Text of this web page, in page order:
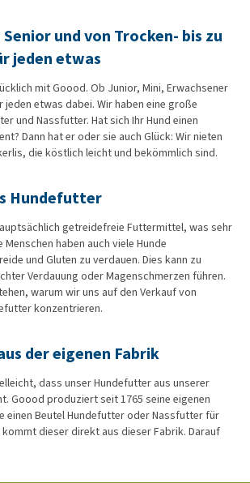
und von Trocken- bis zu
jeden etwas
mit Goood. Ob Junior, Mini, Erwachsener
etwas dabei. Wir haben eine große
und Nassfutter. Hat sich Ihr Hund einen
Dann hat er oder sie auch Glück: Wir nieten
die köstlich leicht und bekömmlich sind.
Hundefutter
getreidefreie Futtermittel, was sehr
haben auch viele Hunde
und Gluten zu verdauen. Dies kann zu
Verdauung oder Magenschmerzen führen.
warum wir uns auf den Verkauf von
konzentrieren.
der eigenen Fabrik
dass unser Hundefutter aus unserer
Goood produziert seit 1765 seine eigenen
einen Beutel Hundefutter oder Nassfutter für
dieser direkt aus dieser Fabrik. Darauf